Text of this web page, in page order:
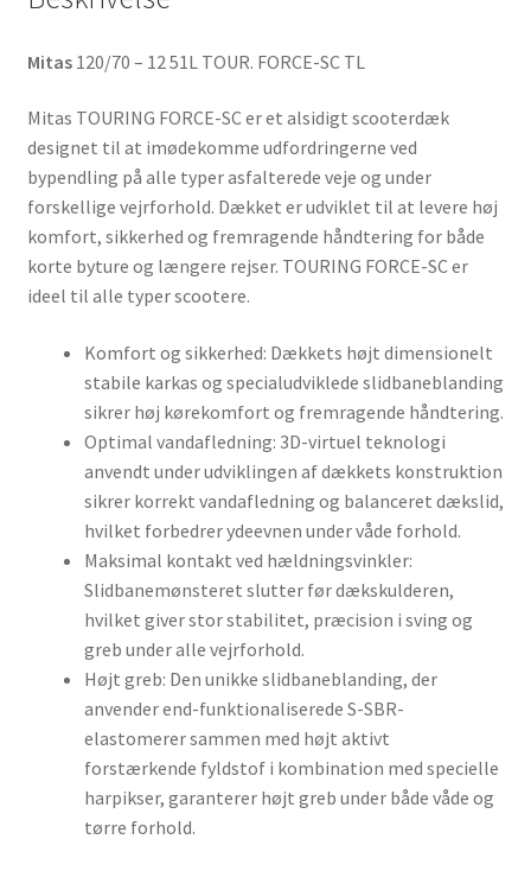
Mitas 120/70 – 12 51L TOUR. FORCE-SC TL
Mitas TOURING FORCE-SC er et alsidigt scooterdæk
designet til at imødekomme udfordringerne ved
bypendling på alle typer asfalterede veje og under
forskellige vejrforhold. Dækket er udviklet til at levere høj
komfort, sikkerhed og fremragende håndtering for både
korte byture og længere rejser. TOURING FORCE-SC er
ideel til alle typer scootere.
Komfort og sikkerhed: Dækkets højt dimensionelt
stabile karkas og specialudviklede slidbaneblanding
sikrer høj kørekomfort og fremragende håndtering.
Optimal vandafledning: 3D-virtuel teknologi
anvendt under udviklingen af dækkets konstruktion
sikrer korrekt vandafledning og balanceret dækslid,
hvilket forbedrer ydeevnen under våde forhold.
Maksimal kontakt ved hældningsvinkler:
Slidbanemønsteret slutter før dækskulderen,
hvilket giver stor stabilitet, præcision i sving og
greb under alle vejrforhold.
Højt greb: Den unikke slidbaneblanding, der
anvender end-funktionaliserede S-SBR-
elastomerer sammen med højt aktivt
forstærkende fyldstof i kombination med specielle
harpikser, garanterer højt greb under både våde og
tørre forhold.